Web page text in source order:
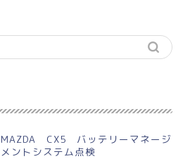
MAZDA CX5 バッテリーマネージ
メントシステム点検